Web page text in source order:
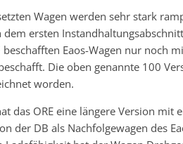
Wagen werden sehr stark
ersten
Eaos-Wagen nur noch
Die oben genannte 100
worden.
das ORE eine längere Version
der DB als Nachfolgewagen des